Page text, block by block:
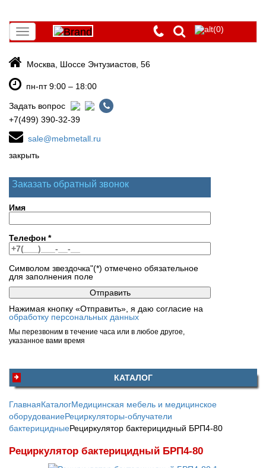
Toggle
navigation
(0)
Москва, Шоссе Энтузиастов, 56
пн-пт 9:00 – 18:00
Задать вопрос
+7(499) 390-32-39
sale@mebmetall.ru
закрыть
Заказать обратный звонок
Имя
Телефон *
Символом звездочка"(*) отмечено обязательное
для заполнения поле
Нажимая кнопку «Отправить», я даю согласие на
обработку персональных данных
Мы перезвоним в течение часа или в любое другое,
указанное вами время
КАТАЛОГ
ГлавнаяКаталогМедицинская мебель и медицинское
оборудованиеРециркуляторы-облучатели
бактерицидныеРециркулятор бактерицидный БРП4-80
Рециркулятор бактерицидный БРП4-80